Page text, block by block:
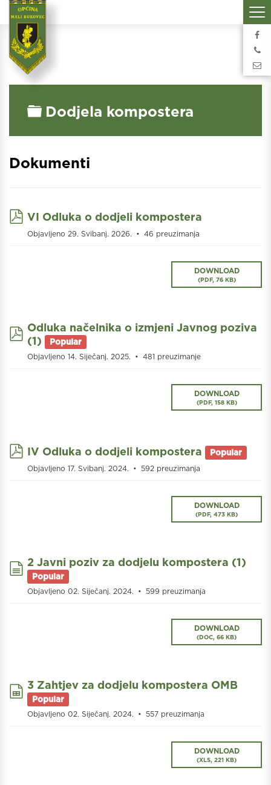
Folder
Dodjela kompostera
Dokumenti
pdf
VI Odluka o dodjeli kompostera
Objavljeno 29. Svibanj. 2026. 46 preuzimanja
DOWNLOAD
(PDF, 76 KB)
pdf
Odluka načelnika o izmjeni Javnog poziva
(1)
Popular
Objavljeno 14. Siječanj. 2025. 481 preuzimanje
DOWNLOAD
(PDF, 158 KB)
pdf
IV Odluka o dodjeli kompostera Popular
Objavljeno 17. Svibanj. 2024. 592 preuzimanja
DOWNLOAD
(PDF, 473 KB)
document
2 Javni poziv za dodjelu kompostera (1)
Popular
Objavljeno 02. Siječanj. 2024. 599 preuzimanja
DOWNLOAD
(DOC, 66 KB)
spreadsheet
3 Zahtjev za dodjelu kompostera OMB
Popular
Objavljeno 02. Siječanj. 2024. 557 preuzimanja
DOWNLOAD
(XLS, 221 KB)